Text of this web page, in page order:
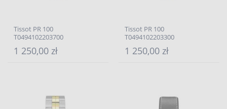
Tissot PR 100
T0494102203700
1 250,00 zł
Tissot PR 100
T0494102203300
1 250,00 zł